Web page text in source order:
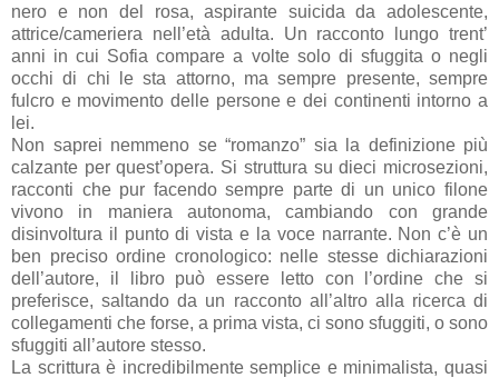
nero e non del rosa, aspirante suicida da adolescente,
attrice/cameriera nell’età adulta. Un racconto lungo trent’
anni in cui Sofia compare a volte solo di sfuggita o negli
occhi di chi le sta attorno, ma sempre presente, sempre
fulcro e movimento delle persone e dei continenti intorno a
lei.
Non saprei nemmeno se “romanzo” sia la definizione più
calzante per quest’opera. Si struttura su dieci microsezioni,
racconti che pur facendo sempre parte di un unico filone
vivono in maniera autonoma, cambiando con grande
disinvoltura il punto di vista e la voce narrante. Non c’è un
ben preciso ordine cronologico: nelle stesse dichiarazioni
dell’autore, il libro può essere letto con l’ordine che si
preferisce, saltando da un racconto all’altro alla ricerca di
collegamenti che forse, a prima vista, ci sono sfuggiti, o sono
sfuggiti all’autore stesso.
La scrittura è incredibilmente semplice e minimalista, quasi